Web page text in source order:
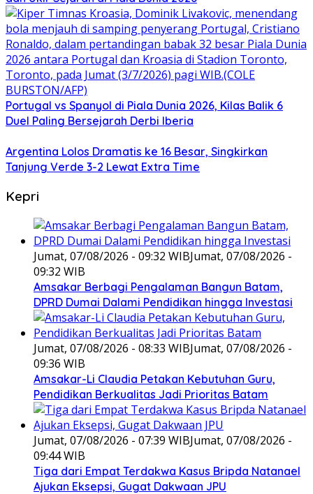
Portugal vs Spanyol di Piala Dunia 2026, Kilas Balik 6
Duel Paling Bersejarah Derbi Iberia
Argentina Lolos Dramatis ke 16 Besar, Singkirkan
Tanjung Verde 3-2 Lewat Extra Time
Kepri
Jumat, 07/08/2026 - 09:32 WIBJumat, 07/08/2026 -
09:32 WIB
Amsakar Berbagi Pengalaman Bangun Batam,
DPRD Dumai Dalami Pendidikan hingga Investasi
Jumat, 07/08/2026 - 08:33 WIBJumat, 07/08/2026 -
09:36 WIB
Amsakar-Li Claudia Petakan Kebutuhan Guru,
Pendidikan Berkualitas Jadi Prioritas Batam
Jumat, 07/08/2026 - 07:39 WIBJumat, 07/08/2026 -
09:44 WIB
Tiga dari Empat Terdakwa Kasus Bripda Natanael
Ajukan Eksepsi, Gugat Dakwaan JPU